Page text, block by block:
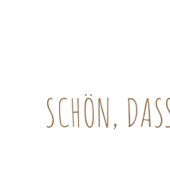
SCHÖN,